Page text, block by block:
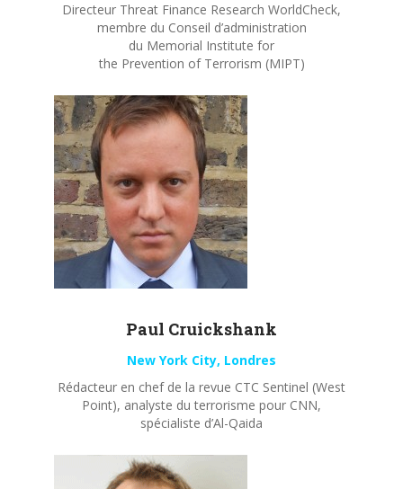
Directeur Threat Finance Research WorldCheck,
membre du Conseil d’administration
du Memorial Institute for
the Prevention of Terrorism (MIPT)
Paul Cruickshank
New York City, Londres
Rédacteur en chef de la revue CTC Sentinel (West
Point), analyste du terrorisme pour CNN,
spécialiste d’Al-Qaida